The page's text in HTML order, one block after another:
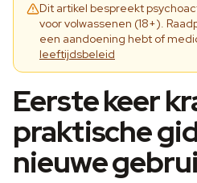
Dit artikel bespreekt
voor volwassenen (18+).
een aandoening hebt of
leeftijdsbeleid
Eerste keer
praktische
nieuwe